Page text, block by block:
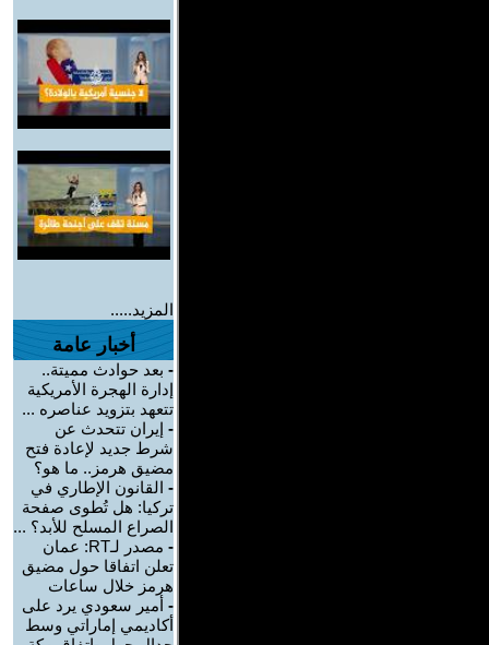
المزيد.....
أخبار عامة
- بعد حوادث مميتة..
إدارة الهجرة الأمريكية
تتعهد بتزويد عناصره ...
- إيران تتحدث عن
شرط جديد لإعادة فتح
مضيق هرمز.. ما هو؟
- القانون الإطاري في
تركيا: هل تُطوى صفحة
الصراع المسلح للأبد؟ ...
-
مصدر لـRT: عمان
تعلن اتفاقا حول مضيق
هرمز خلال ساعات
- أمير سعودي يرد على
أكاديمي إماراتي وسط